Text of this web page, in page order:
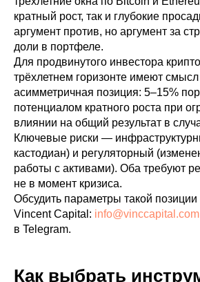
кратный рост, так и глубокие
аргумент против, но аргумент за
доли в портфеле.
Для продвинутого инвестора
трёхлетнем горизонте имеют смысл
асимметричная позиция: 5–15%
потенциалом кратного роста при
влиянии на общий результат в
Ключевые риски —
кастодиан) и регуляторный
работы с активами). Оба требуют
не в момент кризиса.
Обсудить параметры такой
Vincent Capital: info@vinccapital.com
в Telegram.
Как выбрать